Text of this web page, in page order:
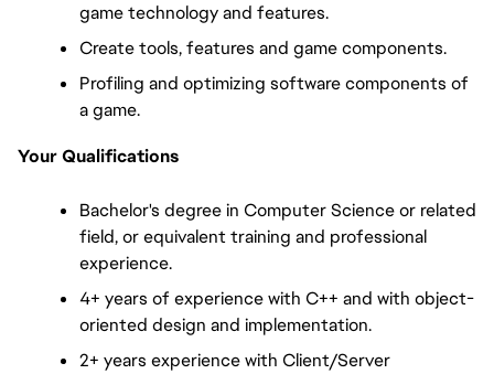
game technology and features.
Create tools, features and game components.
Profiling and optimizing software components of
a game.
Your Qualifications
Bachelor's degree in Computer Science or related
field, or equivalent training and professional
experience.
4+ years of experience with C++ and with object-
oriented design and implementation.
2+ years experience with Client/Server